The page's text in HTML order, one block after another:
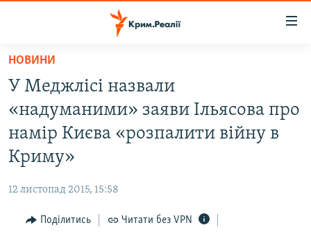
Перейти
основного
матеріалу
Перейти
до
основної
Перейти
пошуку
ВОДА.КРИМ
ВІДЕО ТА ФОТО
ПОЛІТИКА
ІНТЕРВ'Ю
НОВИНИ
У Меджлісі назвали
«надуманими» заяви Ільясова про
намір Києва «розпалити війну в
Криму»
12 листопад 2015, 15:58
Поділитись Читати без VPN